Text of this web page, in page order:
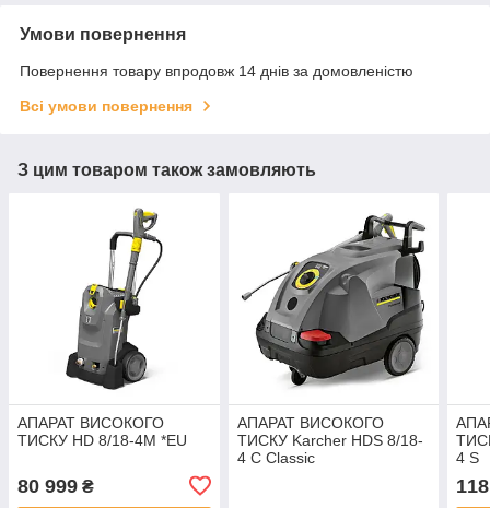
Умови повернення
Повернення товару впродовж 14 днів за домовленістю
Всі умови повернення
З цим товаром також замовляють
АПАРАТ ВИСОКОГО
ТИСКУ HD 8/18-4M *EU
80 999 ₴
АПАРАТ ВИСОКОГО
ТИСКУ Karcher HDS 8/18-
4 C Classic
4 S